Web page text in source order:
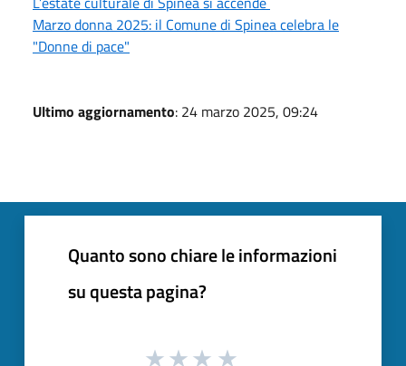
Marzo donna 2025: il Comune di Spinea celebra le
"Donne di pace"
Ultimo aggiornamento: 24 marzo 2025, 09:24
Quanto sono chiare le informazioni
su questa pagina?